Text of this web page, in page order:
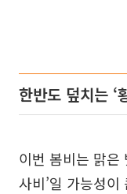
한반도 덮치는 ‘
이번 봄비는 맑은
사비’일 가능성